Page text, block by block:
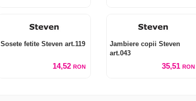
Sosete fetite Steven art.119
14,52 RON
Jambiere copii Steven
art.043
35,51 RON